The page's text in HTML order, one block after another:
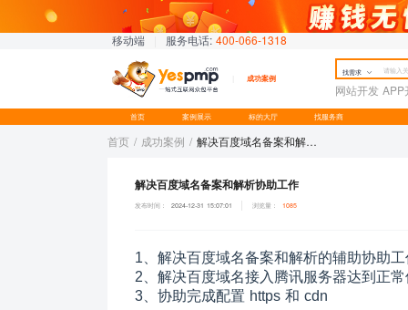
移动端 服务电话:400-066-1318
成功案例
找需求
网站开发 APP
首页 案例展示 标的大厅 找服务商
首页 / 成功案例 / 解决百度域名备案和解析协助工作
解决百度域名备案和解析协助工作
发布时间： 2024-12-31 15:07:01 浏览量： 1085
1、解决百度域名备案和解析的辅助协助
2、解决百度域名接入腾讯服务器达到正
3、协助完成配置 https 和 cdn